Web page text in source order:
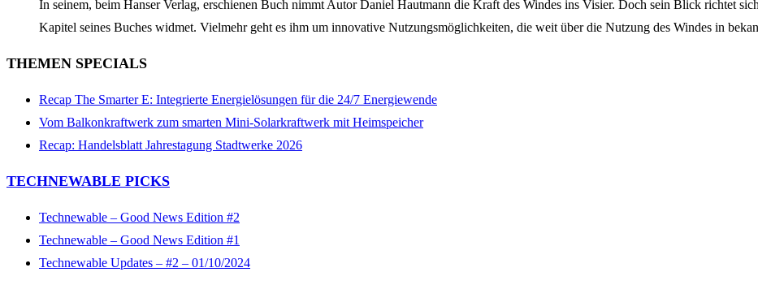
In seinem, beim Hanser Verlag, erschienen Buch nimmt Autor Daniel Hautmann die Kraft des Windes ins Visier. Doch sein Blick richtet
Kapitel seines Buches widmet. Vielmehr geht es ihm um innovative Nutzungsmöglichkeiten, die weit über die Nutzung des Windes in
THEMEN SPECIALS
Recap The Smarter E: Integrierte Energielösungen für die 24/7 Energiewende
Vom Balkonkraftwerk zum smarten Mini-Solarkraftwerk mit Heimspeicher
Recap: Handelsblatt Jahrestagung Stadtwerke 2026
TECHNEWABLE PICKS
Technewable – Good News Edition #2
Technewable – Good News Edition #1
Technewable Updates – #2 – 01/10/2024